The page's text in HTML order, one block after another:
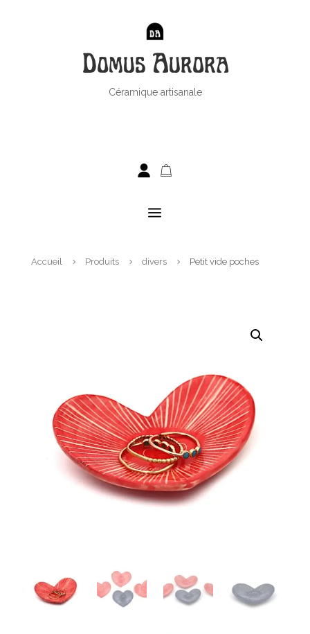
Domus Aurora
Céramique artisanale
a
Accueil 5 Produits 5 divers 5 Petit vide poches